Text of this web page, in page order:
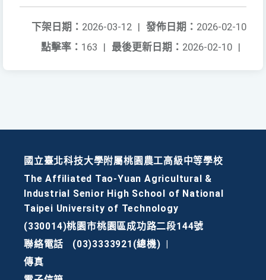
發佈日期： 2026-02-10
下架日期： 2026-03-12 |
最後更新日期： 2026-02-10 |
點擊率： 163 |
國立臺北科技大學附屬桃園農工高級中等學校
The Affiliated Tao-Yuan Agricultural &
Industrial Senior High School of National
Taipei University of Technology
(330014)桃園市桃園區成功路二段144號
聯絡電話
(03)3333921(總機)
傳真